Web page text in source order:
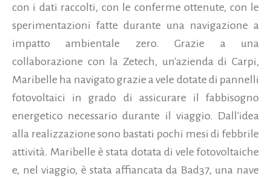
con i dati raccolti, con le conferme ottenute, con le
sperimentazioni fatte durante una navigazione a
impatto ambientale zero. Grazie a una
collaborazione con la Zetech, un'azienda di Carpi,
Maribelle ha navigato grazie a vele dotate di pannelli
fotovoltaici in grado di assicurare il fabbisogno
energetico necessario durante il viaggio. Dall'idea
alla realizzazione sono bastati pochi mesi di febbrile
attività. Maribelle è stata dotata di vele fotovoltaiche
e, nel viaggio, è stata affiancata da Bad37, una nave